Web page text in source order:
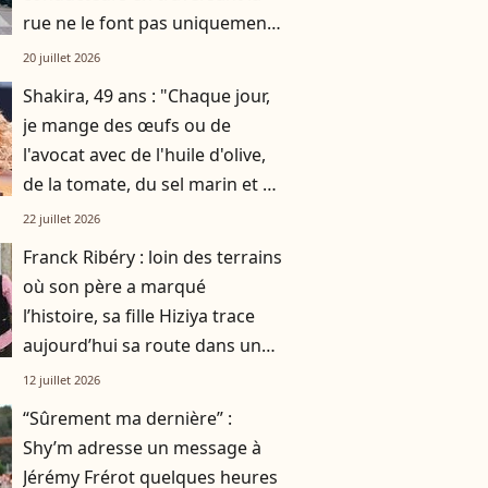
rue ne le font pas uniquement
par gratitude
20 juillet 2026
Shakira, 49 ans : "Chaque jour,
je mange des œufs ou de
l'avocat avec de l'huile d'olive,
de la tomate, du sel marin et un
smoothie"
22 juillet 2026
Franck Ribéry : loin des terrains
où son père a marqué
l’histoire, sa fille Hiziya trace
aujourd’hui sa route dans un
tout autre univers
12 juillet 2026
“Sûrement ma dernière” :
Shy’m adresse un message à
Jérémy Frérot quelques heures